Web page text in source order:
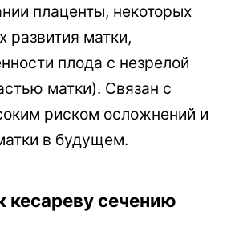
плаценты, некоторых
развития матки,
плода с незрелой
матки). Связан с
риском осложнений и
в будущем.
кесареву сечению